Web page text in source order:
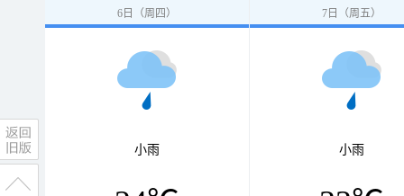
6日（周四）
小雨
7日（周五）
小雨